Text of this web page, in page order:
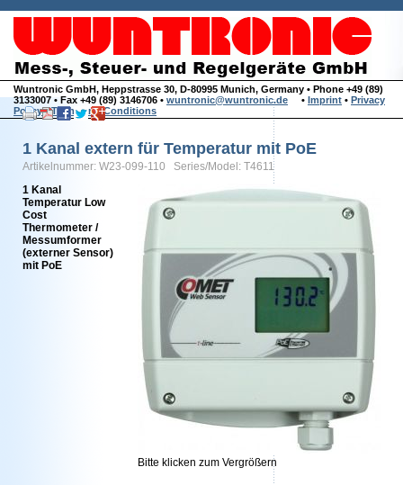
Wuntronic GmbH, Heppstrasse 30, D-80995 Munich, Germany • Phone +49 (89)
3133007 • Fax +49 (89) 3146706 • wuntronic@wuntronic.de • Imprint • Privacy
Policy•Terms and Conditions
1 Kanal extern für Temperatur mit PoE
Artikelnummer: W23-099-110 Series/Model: T4611
Bitte klicken zum Vergrößern
1 Kanal
Temperatur Low
Cost
Thermometer /
Messumformer
(externer Sensor)
mit PoE